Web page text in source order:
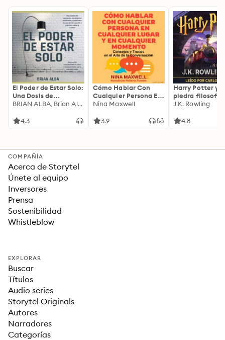
El Poder de Estar Solo:
Una Dosis de
Motivación
Ideas Revolucionarias
BRIAN ALBA, Brian Alba
4.3
Cómo Hablar Con
Cualquier Persona En
Cualquier Lugar Y En
Nina Maxwell
3.9
Harry Potter y
piedra filosofal
J.K. Rowling
4.8
COMPAÑÍA
Acerca de Storytel
Únete al equipo
Inversores
Prensa
Sostenibilidad
Whistleblow
EXPLORAR
Buscar
Títulos
Audio series
Storytel Originals
Autores
Narradores
Categorías